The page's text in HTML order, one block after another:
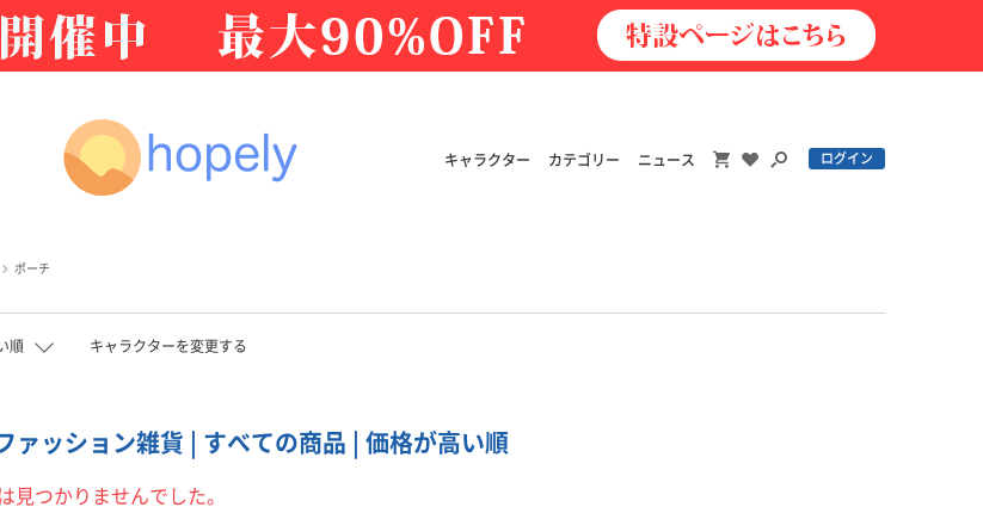
キャラクター カテゴリー ニュース ログイン
ポーチ
順 キャラクターを変更する
ァッション雑貨 | すべての商品 | 価格が高い順
見つかりませんでした。